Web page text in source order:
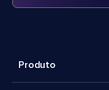
Produto